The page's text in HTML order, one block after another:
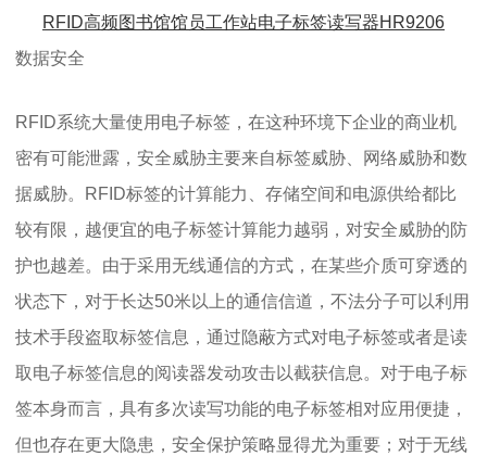
RFID高频图书馆馆员工作站电子标签读写器HR9206
数据安全
RFID系统大量使用电子标签，在这种环境下企业的商业机
密有可能泄露，安全威胁主要来自标签威胁、网络威胁和数
据威胁。RFID标签的计算能力、存储空间和电源供给都比
较有限，越便宜的电子标签计算能力越弱，对安全威胁的防
护也越差。由于采用无线通信的方式，在某些介质可穿透的
状态下，对于长达50米以上的通信信道，不法分子可以利用
技术手段盗取标签信息，通过隐蔽方式对电子标签或者是读
取电子标签信息的阅读器发动攻击以截获信息。对于电子标
签本身而言，具有多次读写功能的电子标签相对应用便捷，
但也存在更大隐患，安全保护策略显得尤为重要；对于无线